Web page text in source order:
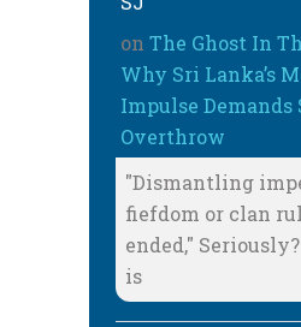
on The Ghost In
Why Sri Lanka’s
Impulse Demands
Overthrow
"Dismantling
fiefdom or clan
ended,"
is